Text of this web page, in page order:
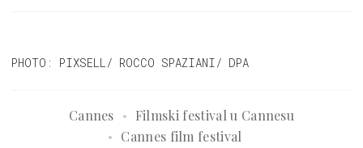
PHOTO: PIXSELL/ ROCCO SPAZIANI/ DPA
Cannes
Filmski festival u Cannesu
Cannes film festival